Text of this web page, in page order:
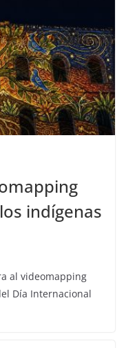
indígenas
al videomapping
Día Internacional